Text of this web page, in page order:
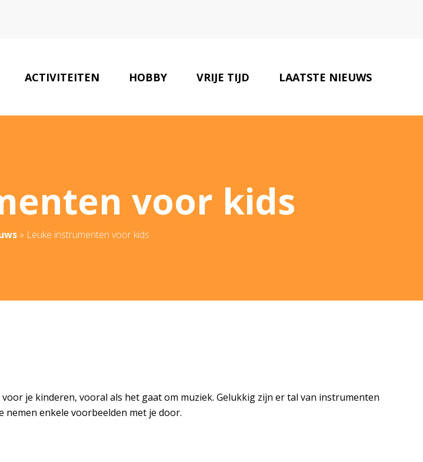
ACTIVITEITEN HOBBY VRIJE TIJD LAATSTE NIEUWS
voor kids
» Leuke instrumenten voor kids
je kinderen, vooral als het gaat om muziek. Gelukkig zijn er tal van instrumenten
nemen enkele voorbeelden met je door.